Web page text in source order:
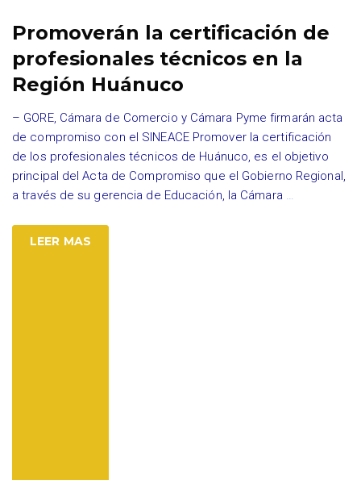
Promoverán la certificación de
profesionales técnicos en la
Región Huánuco
– GORE, Cámara de Comercio y Cámara Pyme firmarán acta
de compromiso con el SINEACE Promover la certificación
de los profesionales técnicos de Huánuco, es el objetivo
principal del Acta de Compromiso que el Gobierno Regional,
a través de su gerencia de Educación, la Cámara …
LEER MAS